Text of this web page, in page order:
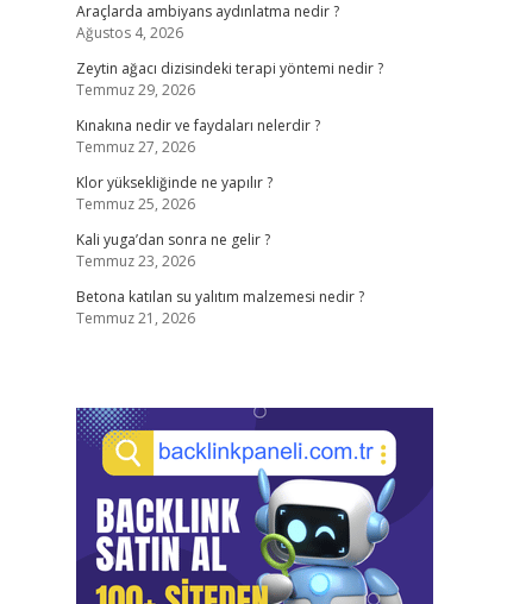
Araçlarda ambiyans aydınlatma nedir ?
Ağustos 4, 2026
Zeytin ağacı dizisindeki terapi yöntemi nedir ?
Temmuz 29, 2026
Kınakına nedir ve faydaları nelerdir ?
Temmuz 27, 2026
Klor yüksekliğinde ne yapılır ?
Temmuz 25, 2026
Kali yuga’dan sonra ne gelir ?
Temmuz 23, 2026
Betona katılan su yalıtım malzemesi nedir ?
Temmuz 21, 2026